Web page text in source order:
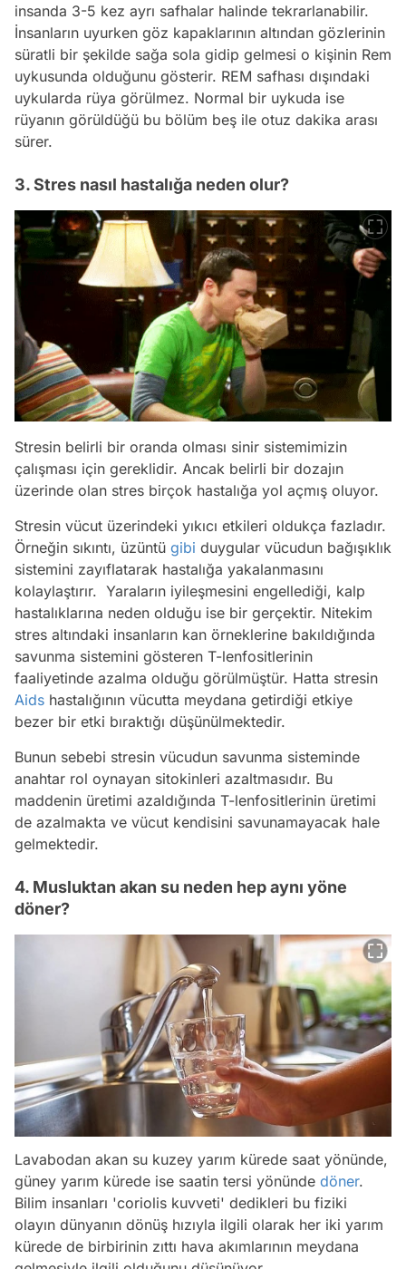
insanda 3-5 kez ayrı safhalar halinde tekrarlanabilir.
İnsanların uyurken göz kapaklarının altından gözlerinin
süratli bir şekilde sağa sola gidip gelmesi o kişinin Rem
uykusunda olduğunu gösterir. REM safhası dışındaki
uykularda rüya görülmez. Normal bir uykuda ise
rüyanın görüldüğü bu bölüm beş ile otuz dakika arası
sürer.
3. Stres nasıl hastalığa neden olur?
Stresin belirli bir oranda olması sinir sistemimizin
çalışması için gereklidir. Ancak belirli bir dozajın
üzerinde olan stres birçok hastalığa yol açmış oluyor.
Stresin vücut üzerindeki yıkıcı etkileri oldukça fazladır.
Örneğin sıkıntı, üzüntü gibi duygular vücudun bağışıklık
sistemini zayıflatarak hastalığa yakalanmasını
kolaylaştırır. Yaraların iyileşmesini engellediği, kalp
hastalıklarına neden olduğu ise bir gerçektir. Nitekim
stres altındaki insanların kan örneklerine bakıldığında
savunma sistemini gösteren T-lenfositlerinin
faaliyetinde azalma olduğu görülmüştür. Hatta stresin
Aids hastalığının vücutta meydana getirdiği etkiye
bezer bir etki bıraktığı düşünülmektedir.
Bunun sebebi stresin vücudun savunma sisteminde
anahtar rol oynayan sitokinleri azaltmasıdır. Bu
maddenin üretimi azaldığında T-lenfositlerinin üretimi
de azalmakta ve vücut kendisini savunamayacak hale
gelmektedir.
4. Musluktan akan su neden hep aynı yöne
döner?
Lavabodan akan su kuzey yarım kürede saat yönünde,
güney yarım kürede ise saatin tersi yönünde döner.
Bilim insanları 'coriolis kuvveti' dedikleri bu fiziki
olayın dünyanın dönüş hızıyla ilgili olarak her iki yarım
kürede de birbirinin zıttı hava akımlarının meydana